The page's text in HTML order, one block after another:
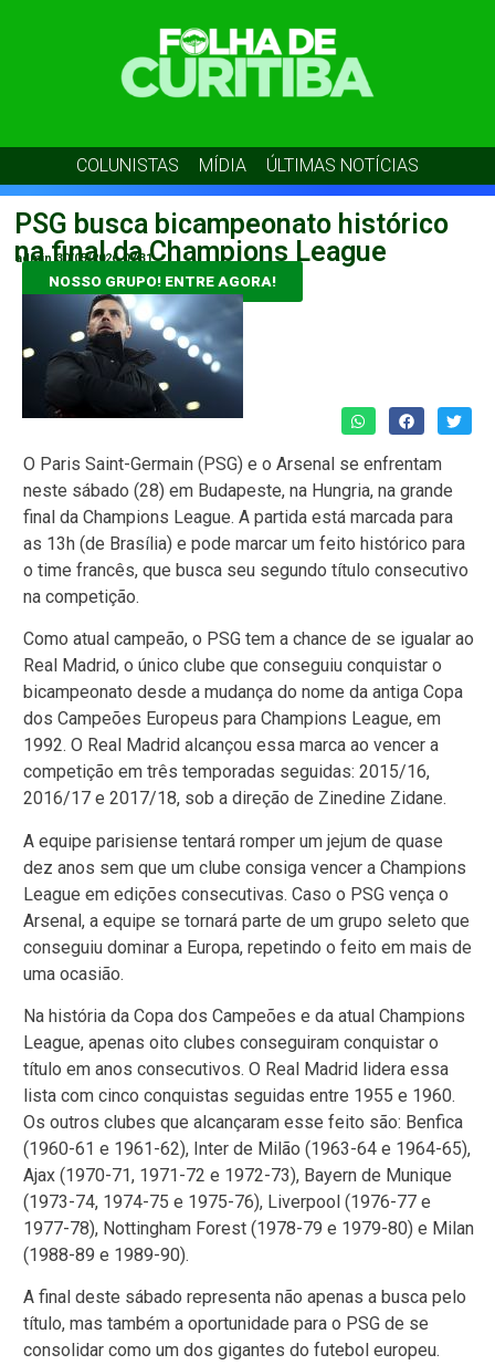
COLUNISTAS MÍDIA ÚLTIMAS NOTÍCIAS
PSG busca bicampeonato histórico
na final da Champions League
admin 30/05/2026 07:31
NOSSO GRUPO! ENTRE AGORA!
O Paris Saint-Germain (PSG) e o Arsenal se enfrentam
neste sábado (28) em Budapeste, na Hungria, na grande
final da Champions League. A partida está marcada para
as 13h (de Brasília) e pode marcar um feito histórico para
o time francês, que busca seu segundo título consecutivo
na competição.
Como atual campeão, o PSG tem a chance de se igualar ao
Real Madrid, o único clube que conseguiu conquistar o
bicampeonato desde a mudança do nome da antiga Copa
dos Campeões Europeus para Champions League, em
1992. O Real Madrid alcançou essa marca ao vencer a
competição em três temporadas seguidas: 2015/16,
2016/17 e 2017/18, sob a direção de Zinedine Zidane.
A equipe parisiense tentará romper um jejum de quase
dez anos sem que um clube consiga vencer a Champions
League em edições consecutivas. Caso o PSG vença o
Arsenal, a equipe se tornará parte de um grupo seleto que
conseguiu dominar a Europa, repetindo o feito em mais de
uma ocasião.
Na história da Copa dos Campeões e da atual Champions
League, apenas oito clubes conseguiram conquistar o
título em anos consecutivos. O Real Madrid lidera essa
lista com cinco conquistas seguidas entre 1955 e 1960.
Os outros clubes que alcançaram esse feito são: Benfica
(1960-61 e 1961-62), Inter de Milão (1963-64 e 1964-65),
Ajax (1970-71, 1971-72 e 1972-73), Bayern de Munique
(1973-74, 1974-75 e 1975-76), Liverpool (1976-77 e
1977-78), Nottingham Forest (1978-79 e 1979-80) e Milan
(1988-89 e 1989-90).
A final deste sábado representa não apenas a busca pelo
título, mas também a oportunidade para o PSG de se
consolidar como um dos gigantes do futebol europeu.